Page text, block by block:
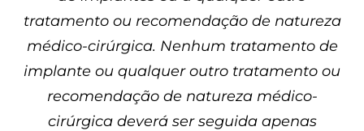
tratamento ou recomendação de natureza
médico-cirúrgica. Nenhum tratamento de
implante ou qualquer outro tratamento ou
recomendação de natureza médico-
cirúrgica deverá ser seguida apenas